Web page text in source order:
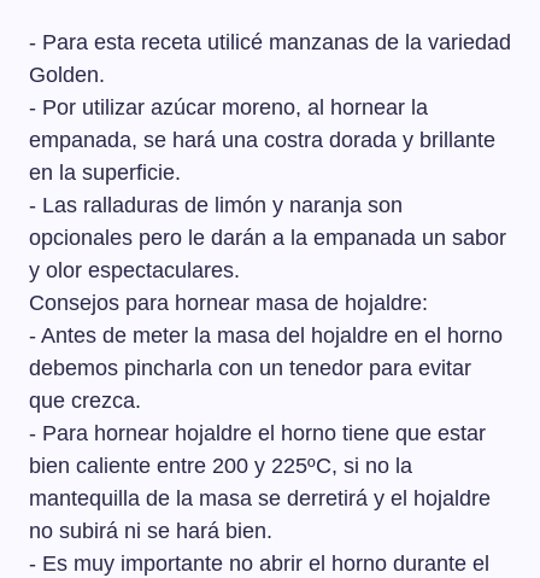
- Para esta receta utilicé manzanas de la variedad
Golden.
- Por utilizar azúcar moreno, al hornear la
empanada, se hará una costra dorada y brillante
en la superficie.
- Las ralladuras de limón y naranja son
opcionales pero le darán a la empanada un sabor
y olor espectaculares.
Consejos para hornear masa de hojaldre:
- Antes de meter la masa del hojaldre en el horno
debemos pincharla con un tenedor para evitar
que crezca.
- Para hornear hojaldre el horno tiene que estar
bien caliente entre 200 y 225ºC, si no la
mantequilla de la masa se derretirá y el hojaldre
no subirá ni se hará bien.
- Es muy importante no abrir el horno durante el